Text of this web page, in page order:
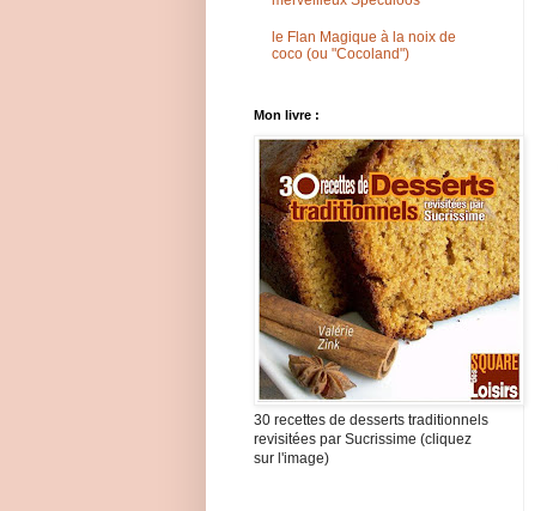
le Flan Magique à la noix de
coco (ou "Cocoland")
Mon livre :
30 recettes de desserts traditionnels
revisitées par Sucrissime (cliquez
sur l'image)